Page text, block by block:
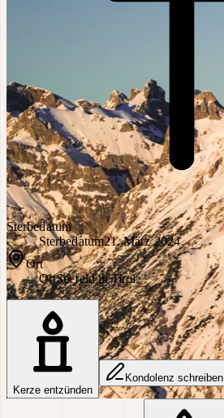
Sterbedatum
Sterbedatum21. März 2024
Ort
OrtSeefeld in Tirol
Kerze entzünden
Kondolenz schreiben